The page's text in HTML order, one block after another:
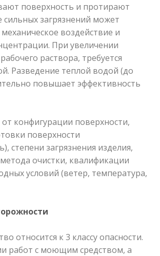
поверхность и протирают
сильных загрязнений может
воздействие и
При увеличении
раствора, требуется
Разведение теплой водой (до
повышает эффективность
от конфигурации поверхности,
поверхности
степени загрязнения изделия,
очистки, квалификации
условий (ветер, температура,
относится к 3 классу опасности.
работ с моющим средством, а